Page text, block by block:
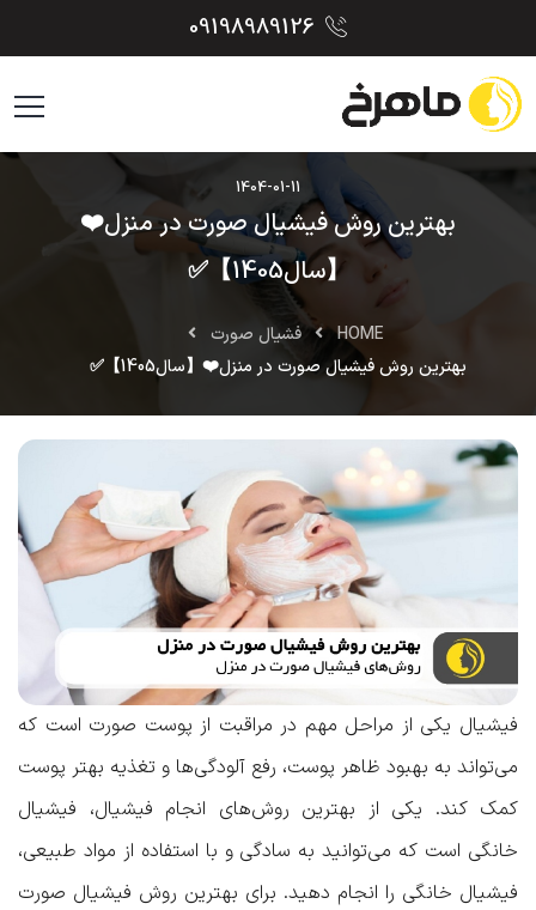
1404-01-11
بهترین روش فیشیال صورت در منزل❤️
【سال1405】✅
HOME
فشیال صورت
بهترین روش فیشیال صورت در منزل❤️【سال1405】✅
فیشیال یکی از مراحل مهم در مراقبت از پوست صورت است که
می‌تواند به بهبود ظاهر پوست، رفع آلودگی‌ها و تغذیه بهتر پوست
کمک کند. یکی از بهترین روش‌های انجام فیشیال، فیشیال
خانگی است که می‌توانید به سادگی و با استفاده از مواد طبیعی،
فیشیال خانگی را انجام دهید. برای بهترین روش فیشیال صورت